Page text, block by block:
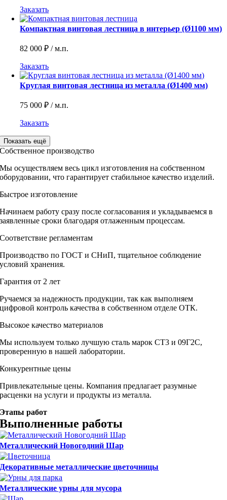
Заказать
Компактная винтовая лестница в интерьер (Ø1100 мм)
82 000₽ / м.п.
Заказать
Круглая винтовая лестница из металла (Ø1400 мм)
75 000₽ / м.п.
Заказать
Показать ещё
Собственное производство
Мы осуществляем весь цикл изготовления на собственном
оборудовании, что гарантирует стабильное качество изделий.
Быстрое изготовление
Начинаем работу сразу после согласования и укладываемся в
заявленные сроки благодаря отлаженным процессам.
Соответствие регламентам
Производство по ГОСТ и СНиП, тщательное соблюдение
условий хранения.
Гарантия от 2 лет
Ручаемся за надежность продукции, так как выполняем
цифровой контроль качества в собственном отделе ОТК.
Высокое качество материалов
Мы используем только лучшую сталь марок СТ3 и 09Г2С,
проверенную в нашей лаборатории.
Конкурентные цены
Привлекательные цены. Компания предлагает разумные
расценки на услуги и продукты из металла.
Этапы работ
Выполненные работы
Металлический Новогодний Шар
Декоративные металлические цветочницы
Металлические урны для мусора